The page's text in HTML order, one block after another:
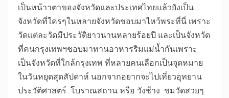
เป็นหน้าาตาของจังหวัดและประเทศไทยแล้วยังเป็น
จังหวัดที่ใครๆในหลายจังหวัดชอบมาไหว้พระที่นี่ เพราะ
วัดแต่ละวัดมีประวัติยาวนานหลายร้อยปี และเป็นจังหวัด
ที่คนกรุงเทพฯชอบมาทานอาหารริมแม่น้ำกันเพราะ
เป็นจังหวัดที่ใกล้กรุงเทพ ที่หลายคนเลือกเป็นจุดหมาย
ในวันหยุดสุดสัปดาห์ นอกจากอยากจะไปเที่ยวอุทยาน
ประวัติศาสตร์ โบราณสถาน หรือ วังช้าง ชมวัดสวยๆ